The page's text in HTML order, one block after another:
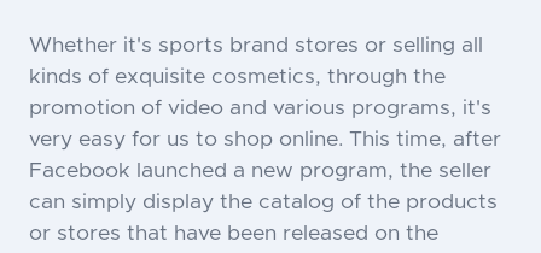
Whether it's sports brand stores or selling all
kinds of exquisite cosmetics, through the
promotion of video and various programs, it's
very easy for us to shop online. This time, after
Facebook launched a new program, the seller
can simply display the catalog of the products
or stores that have been released on the